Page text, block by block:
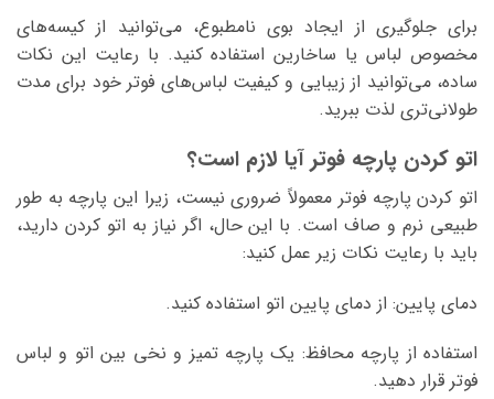
برای جلوگیری از ایجاد بوی نامطبوع، می‌توانید از کیسه‌های
مخصوص لباس یا ساخارین استفاده کنید. با رعایت این نکات
ساده، می‌توانید از زیبایی و کیفیت لباس‌های فوتر خود برای مدت
طولانی‌تری لذت ببرید.
اتو کردن پارچه فوتر آیا لازم است؟
اتو کردن پارچه فوتر معمولاً ضروری نیست، زیرا این پارچه به طور
طبیعی نرم و صاف است. با این حال، اگر نیاز به اتو کردن دارید،
باید با رعایت نکات زیر عمل کنید:
دمای پایین: از دمای پایین اتو استفاده کنید.
استفاده از پارچه محافظ: یک پارچه تمیز و نخی بین اتو و لباس
فوتر قرار دهید.